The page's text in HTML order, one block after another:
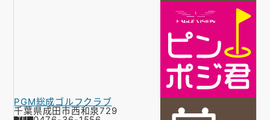
PGM総成ゴルフクラブ
千葉県成田市西和泉729